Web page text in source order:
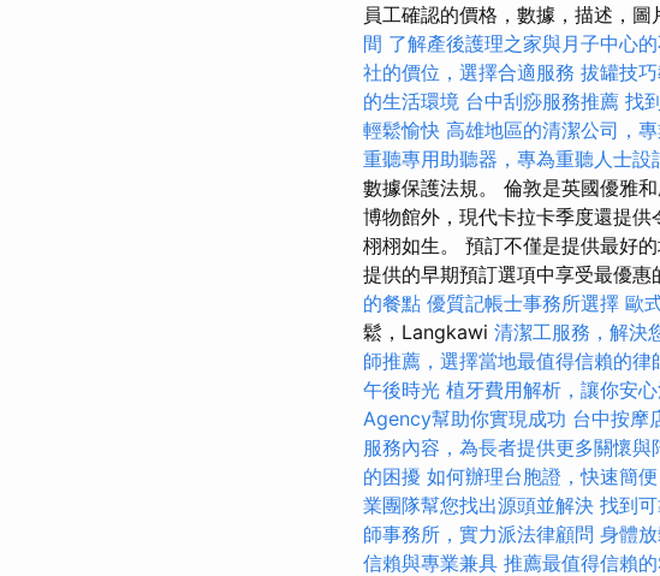
員工確認的價格，數據，描述，
間 了解產後護理之家與月子中心
社的價位，選擇合適服務 拔罐技
的生活環境 台中刮痧服務推薦 找
輕鬆愉快 高雄地區的清潔公司，
重聽專用助聽器，專為重聽人士設
數據保護法規。 倫敦是英國優雅
博物館外，現代卡拉卡季度還提
栩栩如生。 預訂不僅是提供最好
提供的早期預訂選項中享受最優惠
的餐點 優質記帳士事務所選擇 歐
鬆，Langkawi 清潔工服務，解決
師推薦，選擇當地最值得信賴的律
午後時光 植牙費用解析，讓你安
Agency幫助你實現成功 台中按摩
服務內容，為長者提供更多關懷與
的困擾 如何辦理台胞證，快速簡便
業團隊幫您找出源頭並解決 找到
師事務所，實力派法律顧問 身體
信賴與專業兼具 推薦最值得信賴